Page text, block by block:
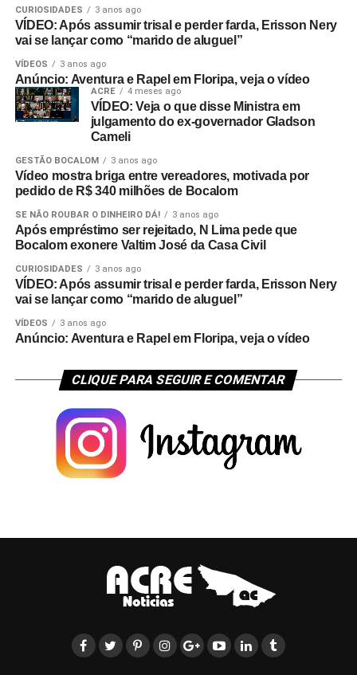
CURIOSIDADES 3 anos ago
VÍDEO: Após assumir trisal e perder farda, Erisson Nery
vai se lançar como “marido de aluguel”
VÍDEOS 3 anos ago
Anúncio: Aventura e Rapel em Floripa, veja o vídeo
ACRE 4 meses ago
VÍDEO: Veja o que disse Ministra em
julgamento do ex-governador Gladson
Cameli
GESTÃO BOCALOM 3 anos ago
Vídeo mostra briga entre vereadores, motivada por
pedido de R$ 340 milhões de Bocalom
SE NÃO ROUBAR O DINHEIRO DÁ! 3 anos ago
Após empréstimo ser rejeitado, N Lima pede que
Bocalom exonere Valtim José da Casa Civil
CURIOSIDADES 3 anos ago
VÍDEO: Após assumir trisal e perder farda, Erisson Nery
vai se lançar como “marido de aluguel”
VÍDEOS 3 anos ago
Anúncio: Aventura e Rapel em Floripa, veja o vídeo
CLIQUE PARA SEGUIR E COMENTAR